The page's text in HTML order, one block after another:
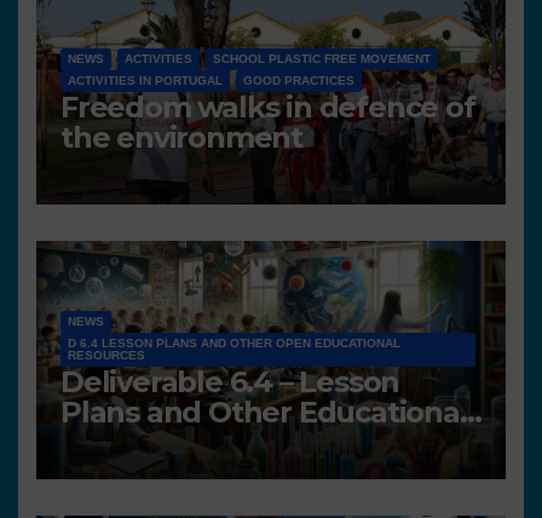
NEWS ACTIVITIES
SCHOOL PLASTIC FREE MOVEMENT
ACTIVITIES IN PORTUGAL
GOOD PRACTICES
Freedom walks in defence of
the environment
NEWS
D 6.4 LESSON PLANS AND OTHER OPEN EDUCATIONAL
RESOURCES
Deliverable 6.4 – Lesson
Plans and Other Educational
resources